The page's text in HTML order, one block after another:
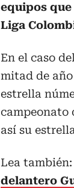
equipos
Liga
En el caso
mitad de
estrella
campeonato
así su
Lea también:
delantero